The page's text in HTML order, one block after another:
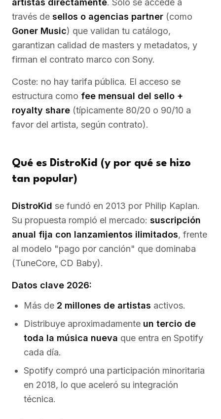
artistas directamente. Solo se accede a
través de sellos o agencias partner (como
Goner Music) que validan tu catálogo,
garantizan calidad de masters y metadatos, y
firman el contrato marco con Sony.
Coste: no hay tarifa pública. El acceso se
estructura como fee mensual del sello +
royalty share (típicamente 80/20 o 90/10 a
favor del artista, según contrato).
Qué es DistroKid (y por qué se hizo
tan popular)
DistroKid se fundó en 2013 por Philip Kaplan.
Su propuesta rompió el mercado: suscripción
anual fija con lanzamientos ilimitados, frente
al modelo "pago por canción" que dominaba
(TuneCore, CD Baby).
Datos clave 2026:
Más de 2 millones de artistas activos.
Distribuye aproximadamente un tercio de
toda la música nueva que entra en Spotify
cada día.
Spotify compró una participación minoritaria
en 2018, lo que aceleró su integración
técnica.